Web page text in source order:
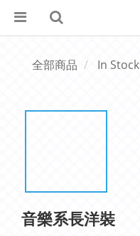
全部商品 In Stock
音樂系長洋裝